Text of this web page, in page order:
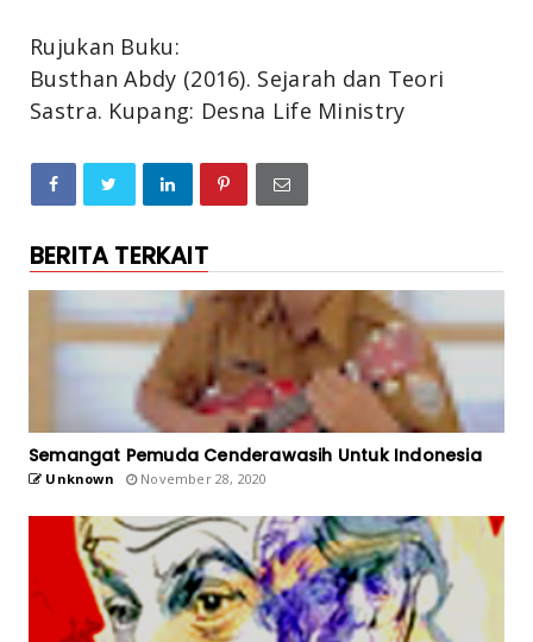
Rujukan Buku:
Busthan Abdy (2016). Sejarah dan Teori
Sastra. Kupang: Desna Life Ministry
BERITA TERKAIT
Semangat Pemuda Cenderawasih Untuk Indonesia
Unknown November 28, 2020